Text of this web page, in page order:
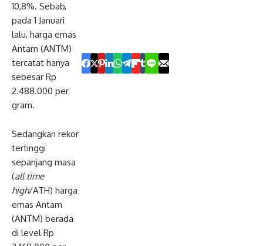
10,8%. Sebab,
pada 1 Januari
lalu, harga emas
Antam (ANTM)
tercatat hanya
sebesar Rp
2.488.000 per
gram.
Sedangkan rekor
tertinggi
sepanjang masa
(all time
high/ATH) harga
emas Antam
(ANTM) berada
di level Rp